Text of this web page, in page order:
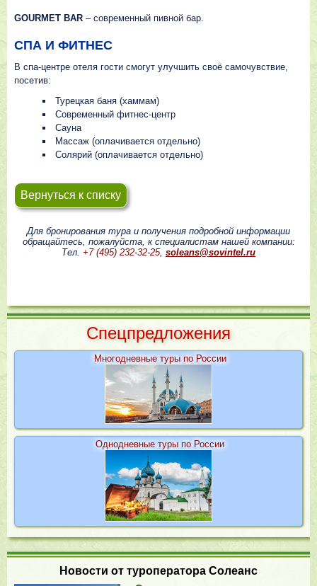
GOURMET BAR – современный пивной бар.
СПА И ФИТНЕС
В спа-центре отеля гости смогут улучшить своё самочувствие,
посетив:
Турецкая баня (хаммам)
Современный фитнес-центр
Сауна
Массаж (оплачивается отдельно)
Солярий (оплачивается отдельно)
Вернуться к списку
Для бронирования тура и получения подробной информации
обращайтесь, пожалуйста, к специалистам нашей компании:
Тел. +7 (495) 232-32-25, soleans@sovintel.ru
Cпецпредложения
Многодневные туры по России
Однодневные туры по России
Новости от туроператора Солеанс